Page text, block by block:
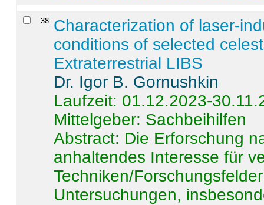
38. Characterization of laser-
conditions of selected
Extraterrestrial LIBS
Dr. Igor B. Gornushkin
Laufzeit: 01.12.2023-
Mittelgeber: Sachbeihilfen
Abstract: Die Erforschung
anhaltendes Interesse für
Techniken/
Untersuchungen,